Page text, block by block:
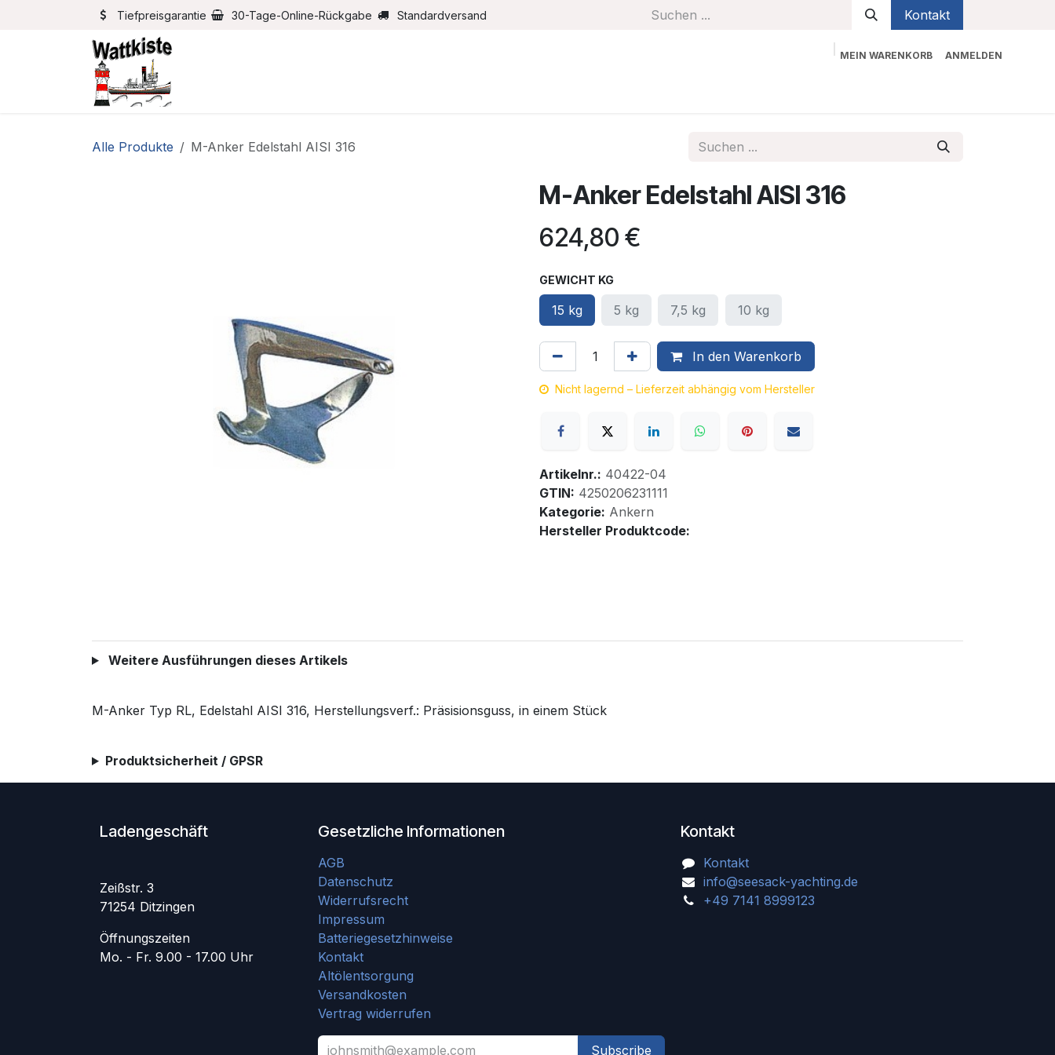
Zum Inhalt springenTiefpreisgarantie 30-Tage-Online-Rückgabe Standardversand Kontakt
MEIN WARENKORB ANMELDEN
Alle Produkte M-Anker Edelstahl AISI 316
M-Anker Edelstahl AISI 316
624,80 €
GEWICHT KG
15 kg 5 kg 7,5 kg 10 kg
In den Warenkorb
Nicht lagernd – Lieferzeit abhängig vom Hersteller
Artikelnr.: 40422-04
GTIN: 4250206231111
Kategorie: Ankern
Hersteller Produktcode:
Weitere Ausführungen dieses Artikels
M-Anker Typ RL, Edelstahl AISI 316, Herstellungsverf.: Präsisionsguss, in einem Stück
Produktsicherheit / GPSR
Ladengeschäft
Zeißstr. 3
71254 Ditzingen
Öffnungszeiten
Mo. - Fr. 9.00 - 17.00 Uhr
Kontakt
Kontakt
info@seesack-yachting.de
+49 7141 8999123
Gesetzliche Informationen
AGB
Datenschutz
Widerrufsrecht
Impressum
Batteriegesetzhinweise
Kontakt
Altölentsorgung
Versandkosten
Vertrag widerrufen
Subscribe